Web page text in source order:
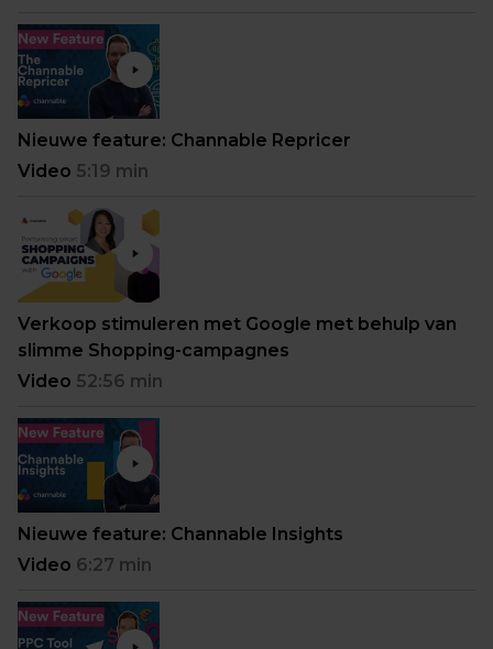
Nieuwe feature: Channable Repricer
Video 5:19 min
Verkoop stimuleren met Google met behulp van
slimme Shopping-campagnes
Video 52:56 min
Nieuwe feature: Channable Insights
Video 6:27 min